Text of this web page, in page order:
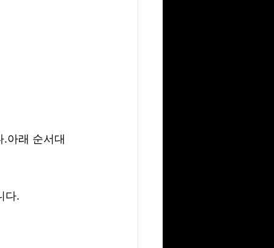
아래 순서대
다.